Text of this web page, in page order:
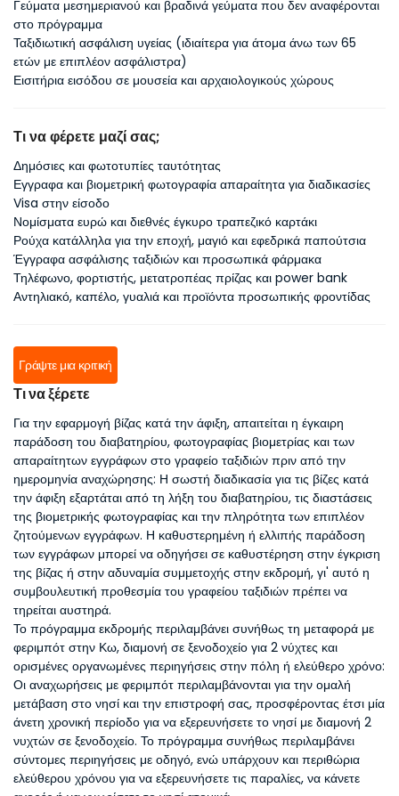
Γεύματα μεσημεριανού και βραδινά γεύματα που δεν αναφέρονται
στο πρόγραμμα
Ταξιδιωτική ασφάλιση υγείας (ιδιαίτερα για άτομα άνω των 65
ετών με επιπλέον ασφάλιστρα)
Εισιτήρια εισόδου σε μουσεία και αρχαιολογικούς χώρους
Τι να φέρετε μαζί σας;
Δημόσιες και φωτοτυπίες ταυτότητας
Εγγραφα και βιομετρική φωτογραφία απαραίτητα για διαδικασίες
Visa στην είσοδο
Νομίσματα ευρώ και διεθνές έγκυρο τραπεζικό καρτάκι
Ρούχα κατάλληλα για την εποχή, μαγιό και εφεδρικά παπούτσια
Έγγραφα ασφάλισης ταξιδιών και προσωπικά φάρμακα
Τηλέφωνο, φορτιστής, μετατροπέας πρίζας και power bank
Αντηλιακό, καπέλο, γυαλιά και προϊόντα προσωπικής φροντίδας
Γράψτε μια κριτική
Τι να ξέρετε
Για την εφαρμογή βίζας κατά την άφιξη, απαιτείται η έγκαιρη
παράδοση του διαβατηρίου, φωτογραφίας βιομετρίας και των
απαραίτητων εγγράφων στο γραφείο ταξιδιών πριν από την
ημερομηνία αναχώρησης: Η σωστή διαδικασία για τις βίζες κατά
την άφιξη εξαρτάται από τη λήξη του διαβατηρίου, τις διαστάσεις
της βιομετρικής φωτογραφίας και την πληρότητα των επιπλέον
ζητούμενων εγγράφων. Η καθυστερημένη ή ελλιπής παράδοση
των εγγράφων μπορεί να οδηγήσει σε καθυστέρηση στην έγκριση
της βίζας ή στην αδυναμία συμμετοχής στην εκδρομή, γι' αυτό η
συμβουλευτική προθεσμία του γραφείου ταξιδιών πρέπει να
τηρείται αυστηρά.
Το πρόγραμμα εκδρομής περιλαμβάνει συνήθως τη μεταφορά με
φεριμπότ στην Κω, διαμονή σε ξενοδοχείο για 2 νύχτες και
ορισμένες οργανωμένες περιηγήσεις στην πόλη ή ελεύθερο χρόνο:
Οι αναχωρήσεις με φεριμπότ περιλαμβάνονται για την ομαλή
μετάβαση στο νησί και την επιστροφή σας, προσφέροντας έτσι μία
άνετη χρονική περίοδο για να εξερευνήσετε το νησί με διαμονή 2
νυχτών σε ξενοδοχείο. Το πρόγραμμα συνήθως περιλαμβάνει
σύντομες περιηγήσεις με οδηγό, ενώ υπάρχουν και περιθώρια
ελεύθερου χρόνου για να εξερευνήσετε τις παραλίες, να κάνετε